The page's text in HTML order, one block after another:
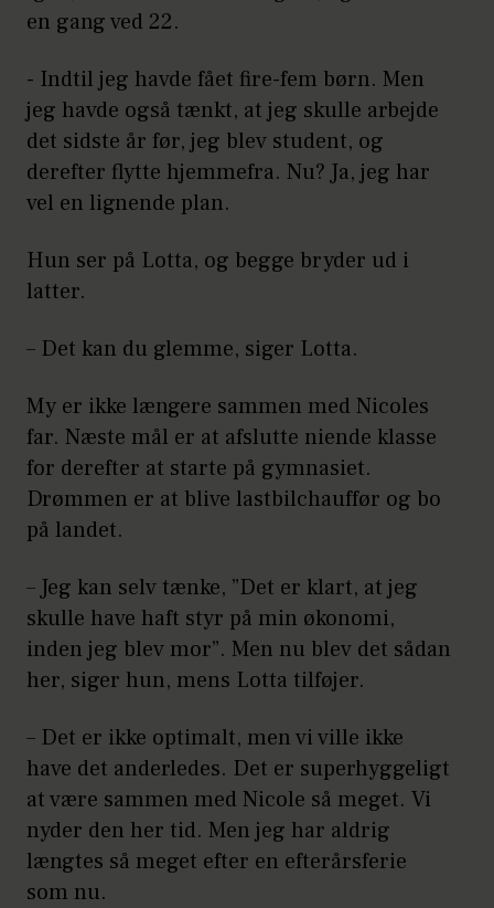
en gang ved 22.
- Indtil jeg havde fået fire-fem børn. Men
jeg havde også tænkt, at jeg skulle arbejde
det sidste år før, jeg blev student, og
derefter flytte hjemmefra. Nu? Ja, jeg har
vel en lignende plan.
Hun ser på Lotta, og begge bryder ud i
latter.
– Det kan du glemme, siger Lotta.
My er ikke længere sammen med Nicoles
far. Næste mål er at afslutte niende klasse
for derefter at starte på gymnasiet.
Drømmen er at blive lastbilchauffør og bo
på landet.
– Jeg kan selv tænke, ”Det er klart, at jeg
skulle have haft styr på min økonomi,
inden jeg blev mor”. Men nu blev det sådan
her, siger hun, mens Lotta tilføjer.
– Det er ikke optimalt, men vi ville ikke
have det anderledes. Det er superhyggeligt
at være sammen med Nicole så meget. Vi
nyder den her tid. Men jeg har aldrig
længtes så meget efter en efterårsferie
som nu.